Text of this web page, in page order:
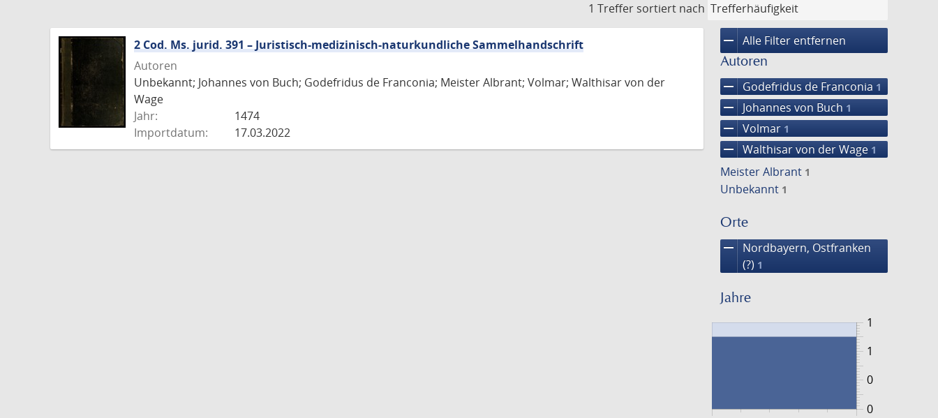
1 Treffer sortiert nach
remove Alle Filter entfernen
Autoren
remove Godefridus de Franconia 1
remove Johannes von Buch 1
remove Volmar 1
remove Walthisar von der Wage 1
Meister Albrant 1
Unbekannt 1
Orte
remove
Nordbayern, Ostfranken
(?) 1
Jahre
0
1
0
1
2 Cod. Ms. jurid. 391 – Juristisch-medizinisch-naturkundliche Sammelhandschrift
Autoren
Unbekannt; Johannes von Buch; Godefridus de Franconia; Meister Albrant; Volmar; Walthisar von der
Wage
Jahr:
1474
Importdatum:
17.03.2022